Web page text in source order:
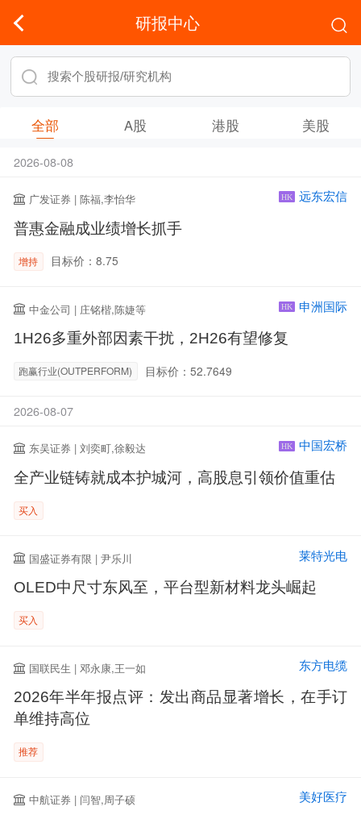
研报中心
全部 A股 港股 美股
2026-08-08
广发证券 | 陈福,李怡华 HK 远东宏信
普惠金融成业绩增长抓手
增持 目标价：8.75
中金公司 | 庄铭楷,陈婕等 HK 申洲国际
1H26多重外部因素干扰，2H26有望修复
跑赢行业(OUTPERFORM) 目标价：52.7649
2026-08-07
东吴证券 | 刘奕町,徐毅达 HK 中国宏桥
全产业链铸就成本护城河，高股息引领价值重估
买入
国盛证券有限 | 尹乐川 莱特光电
OLED中尺寸东风至，平台型新材料龙头崛起
买入
国联民生 | 邓永康,王一如 东方电缆
2026年半年报点评：发出商品显著增长，在手订
单维持高位
推荐
中航证券 | 闫智,周子硕 美好医疗